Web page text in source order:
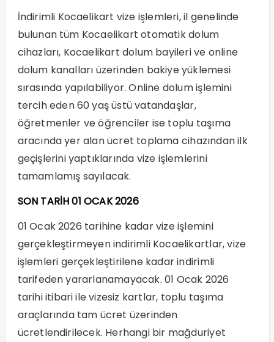
İndirimli Kocaelikart vize işlemleri, il genelinde
bulunan tüm Kocaelikart otomatik dolum
cihazları, Kocaelikart dolum bayileri ve online
dolum kanalları üzerinden bakiye yüklemesi
sırasında yapılabiliyor. Online dolum işlemini
tercih eden 60 yaş üstü vatandaşlar,
öğretmenler ve öğrenciler ise toplu taşıma
aracında yer alan ücret toplama cihazından ilk
geçişlerini yaptıklarında vize işlemlerini
tamamlamış sayılacak.
SON TARİH 01 OCAK 2026
01 Ocak 2026 tarihine kadar vize işlemini
gerçekleştirmeyen indirimli Kocaelikartlar, vize
işlemleri gerçekleştirilene kadar indirimli
tarifeden yararlanamayacak. 01 Ocak 2026
tarihi itibari ile vizesiz kartlar, toplu taşıma
araçlarında tam ücret üzerinden
ücretlendirilecek. Herhangi bir mağduriyet